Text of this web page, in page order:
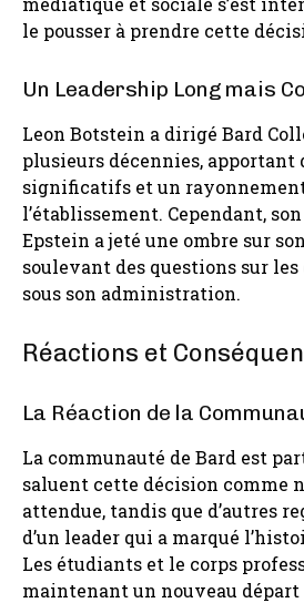
le pousser à prendre cette
Un Leadership Long mais
Leon Botstein a dirigé Bard
plusieurs décennies, apportant
significatifs et un
l’établissement. Cependant,
Epstein a jeté une ombre sur
soulevant des questions sur
sous son administration.
Réactions et
La Réaction de la
La communauté de Bard est
saluent cette décision comme
attendue, tandis que d’autres
d’un leader qui a marqué
Les étudiants et le corps
maintenant un nouveau